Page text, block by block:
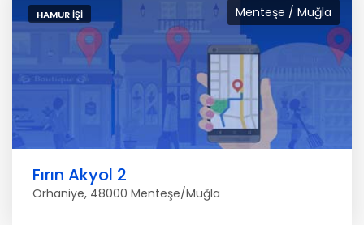
Menteşe / Muğla
HAMUR İŞI
Fırın Akyol 2
Orhaniye, 48000 Menteşe/Muğla